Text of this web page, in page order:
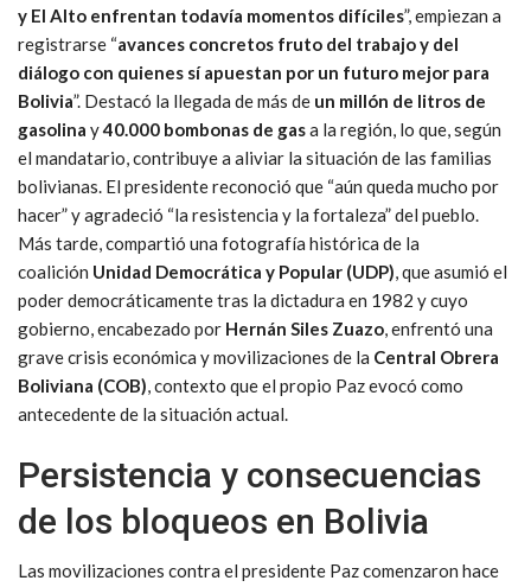
y El Alto enfrentan todavía momentos difíciles”, empiezan a
registrarse “avances concretos fruto del trabajo y del
diálogo con quienes sí apuestan por un futuro mejor para
Bolivia”. Destacó la llegada de más de un millón de litros de
gasolina y40.000 bombonas de gasa la región, lo que, según
el mandatario, contribuye a aliviar la situación de las familias
bolivianas. El presidente reconoció que “aún queda mucho por
hacer” y agradeció “la resistencia y la fortaleza” del pueblo.
Más tarde, compartió una fotografía histórica de la
coalición Unidad Democrática y Popular (UDP), que asumió el
poder democráticamente tras la dictadura en 1982 y cuyo
gobierno, encabezado por Hernán Siles Zuazo, enfrentó una
grave crisis económica y movilizaciones de la Central Obrera
Boliviana (COB), contexto que el propio Paz evocó como
antecedente de la situación actual.
Persistencia y consecuencias
de los bloqueos en Bolivia
Las movilizaciones contra el presidente Paz comenzaron hace